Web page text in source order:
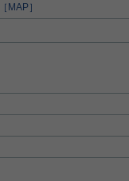
［MAP］